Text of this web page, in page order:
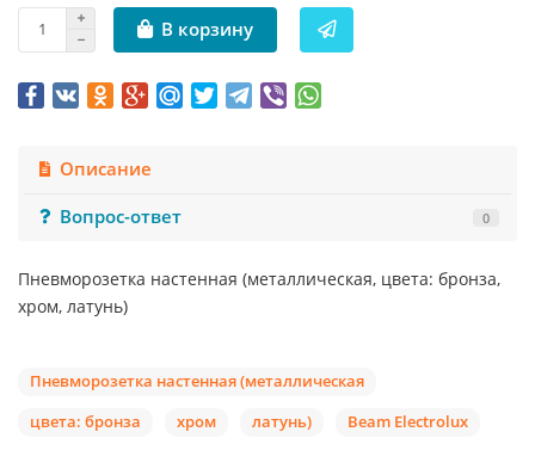
В корзину
Описание
Вопрос-ответ
0
Пневморозетка настенная (металлическая, цвета: бронза,
хром, латунь)
Пневморозетка настенная (металлическая
цвета: бронза
хром латунь) Beam Electrolux